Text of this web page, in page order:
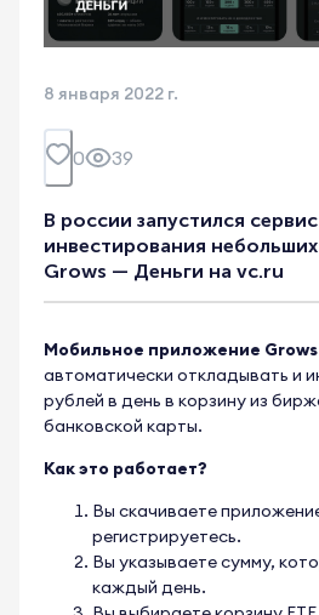
8 января 2022 г.
0 39
В россии запустился
инвестирования
Grows — Деньги на vc.ru
Мобильное приложение Grows
автоматически откладывать и
рублей в день в корзину из
банковской карты.
Как это работает?
Вы скачиваете
регистрируетесь.
Вы указываете сумму,
каждый день.